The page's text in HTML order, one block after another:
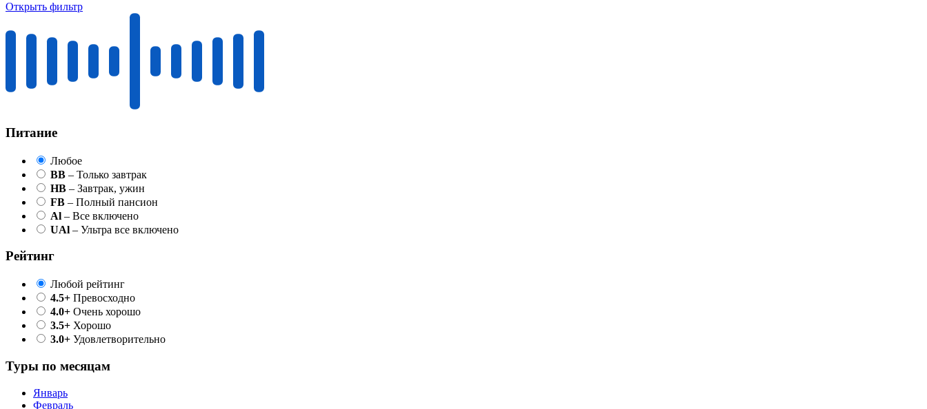
Открыть фильтр
Питание
Любое
BB – Только завтрак
HB – Завтрак, ужин
FB – Полный пансион
Al – Все включено
UAl – Ультра все включено
Рейтинг
Любой рейтинг
4.5+ Превосходно
4.0+ Очень хорошо
3.5+ Хорошо
3.0+ Удовлетворительно
Туры по месяцам
Январь
Февраль